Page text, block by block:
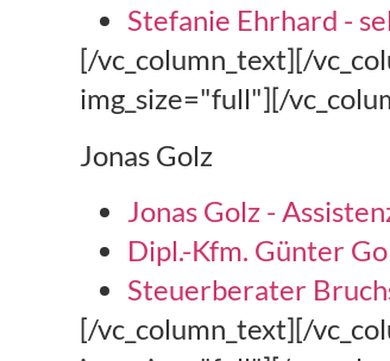
Stefanie Ehrhard -
[/vc_column_text][/
img_size="full"][/
Jonas Golz
Jonas Golz -
Dipl.-Kfm. Günter
Steuerberater
[/vc_column_text][/